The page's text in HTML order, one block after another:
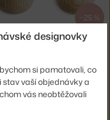
−25 %
COPENHAGEN
designovky
si pamatovali, co
stav vaší objednávky a
vás neobtěžovali